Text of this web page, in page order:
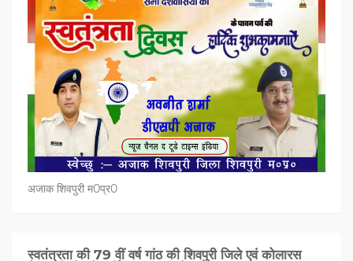
अजाक शिवपुरी म0प्र0
स्वतंत्रता की 79 वीं वर्ष गांठ की शिवपुरी जिले एवं कोलारस